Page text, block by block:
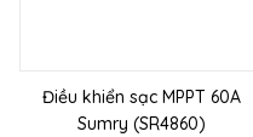
Điều khiển sạc MPPT 60A
Sumry (SR4860)